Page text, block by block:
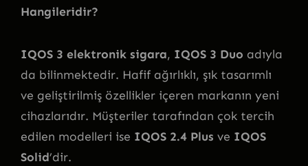
Hangileridir?
IQOS 3 elektronik sigara, IQOS 3 Duo adıyla
da bilinmektedir. Hafif ağırlıklı, şık tasarımlı
ve geliştirilmiş özellikler içeren markanın yeni
cihazlarıdır. Müşteriler tarafından çok tercih
edilen modelleri ise IQOS 2.4 Plus ve IQOS
Solid’dir.